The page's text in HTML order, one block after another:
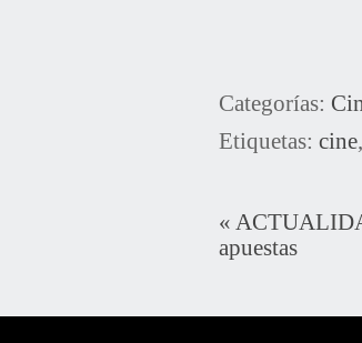
Categorías:
Etiquetas: cine,
«
apuestas